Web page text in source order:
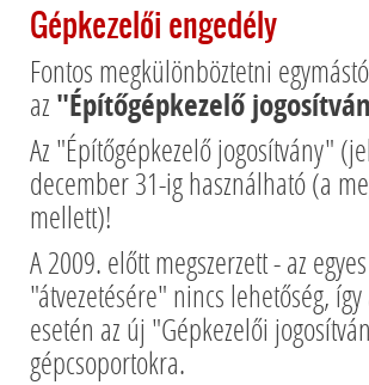
Gépkezelői engedély
Fontos megkülönböztetni
az "Építőgépkezelő
Az "Építőgépkezelő jogosítvány"
december 31-ig használható (a
mellett)!
A 2009. előtt megszerzett - az
"átvezetésére" nincs lehetőség,
esetén az új "Gépkezelői
gépcsoportokra.